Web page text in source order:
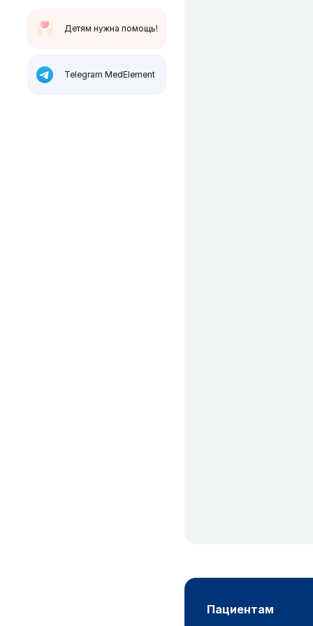
Детям нужна помощь!
Telegram MedElement
пациентам